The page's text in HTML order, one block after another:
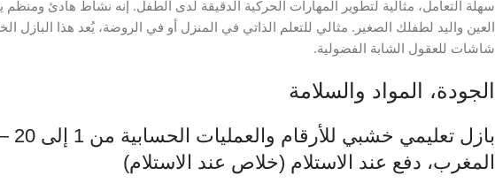
سهلة التعامل، مثالية لتطوير المهارات الحركية الدقيقة لدى الطفل. إنه نشاط هادئ
العين واليد لطفلك الصغير. مثالي للتعلم الذاتي في المنزل أو في الروضة، يُعد هذا البازل
شاشات للعقول الشابة الفضولية.
الجودة، المواد والسلامة
المغرب، دفع عند الاستلام (خلاص عند الاستلام)